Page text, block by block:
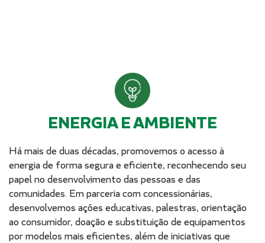
ENERGIA E AMBIENTE
Há mais de duas décadas, promovemos o acesso à
energia de forma segura e eficiente, reconhecendo seu
papel no desenvolvimento das pessoas e das
comunidades. Em parceria com concessionárias,
desenvolvemos ações educativas, palestras, orientação
ao consumidor, doação e substituição de equipamentos
por modelos mais eficientes, além de iniciativas que